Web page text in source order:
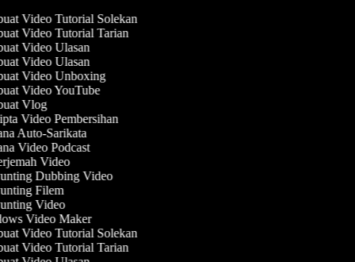
Video Tutorial Solekan
Video Tutorial Tarian
Video Ulasan
Video Ulasan
Video Unboxing
Video YouTube
Vlog
Video Pembersihan
Auto-Sarikata
Video Podcast
Video
Dubbing Video
Filem
Video
Video Maker
Video Tutorial Solekan
Video Tutorial Tarian